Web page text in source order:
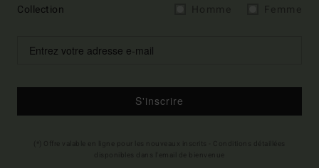
Collection
S'inscrire